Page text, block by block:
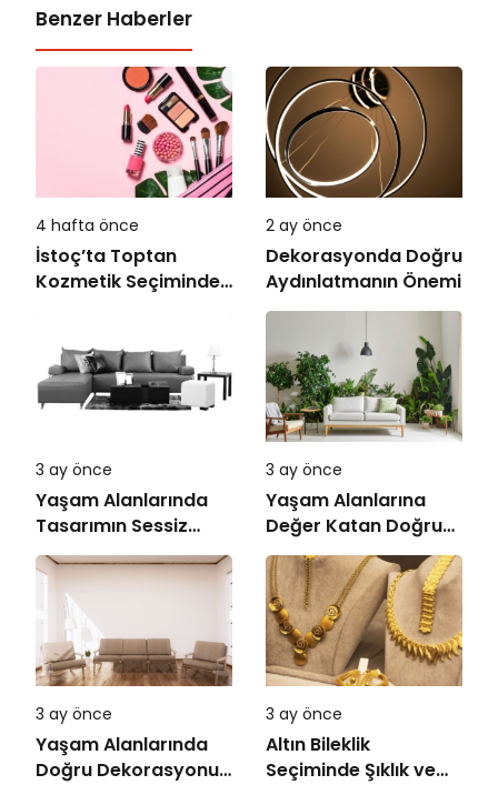
Benzer Haberler
4 hafta önce
İstoç’ta Toptan
Kozmetik Seçiminde
2 ay önce
Dekorasyonda Doğru
Aydınlatmanın Önemi
3 ay önce
Yaşam Alanlarında
Tasarımın Sessiz
Gücü
3 ay önce
Yaşam Alanlarına
Değer Katan Doğru
Mobilya Seçimi
3 ay önce
Yaşam Alanlarında
Doğru Dekorasyonun
3 ay önce
Altın Bileklik
Seçiminde Şıklık ve